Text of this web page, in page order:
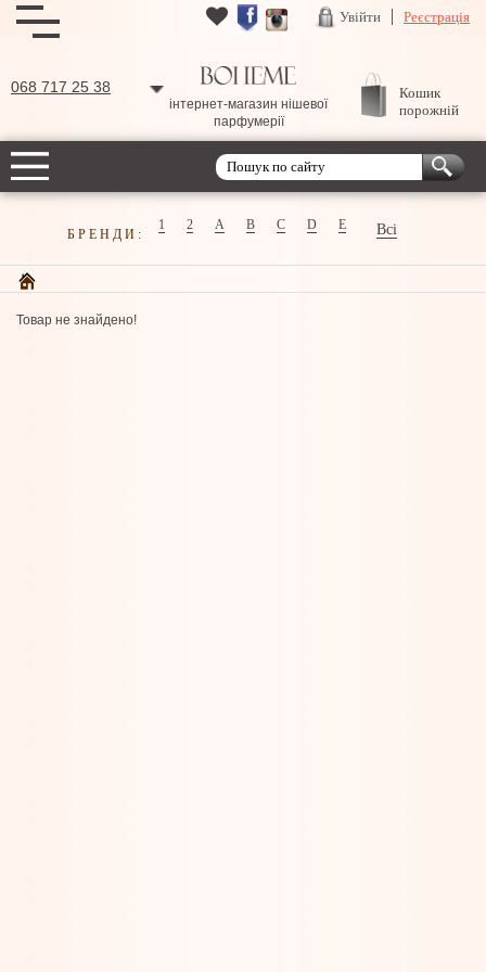
Увійти Реєстрація
068 717 25 38
інтернет-магазин нішевої
парфумерії
Кошик
порожній
БРЕНДИ:
1 2 A B C D E Всі
Товар не знайдено!